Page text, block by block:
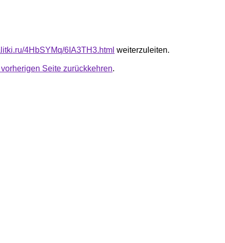
4HbSYMq/6IA3TH3.html weiterzuleiten.
Seite zurückkehren.